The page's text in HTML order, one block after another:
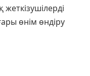
өнім өндіру